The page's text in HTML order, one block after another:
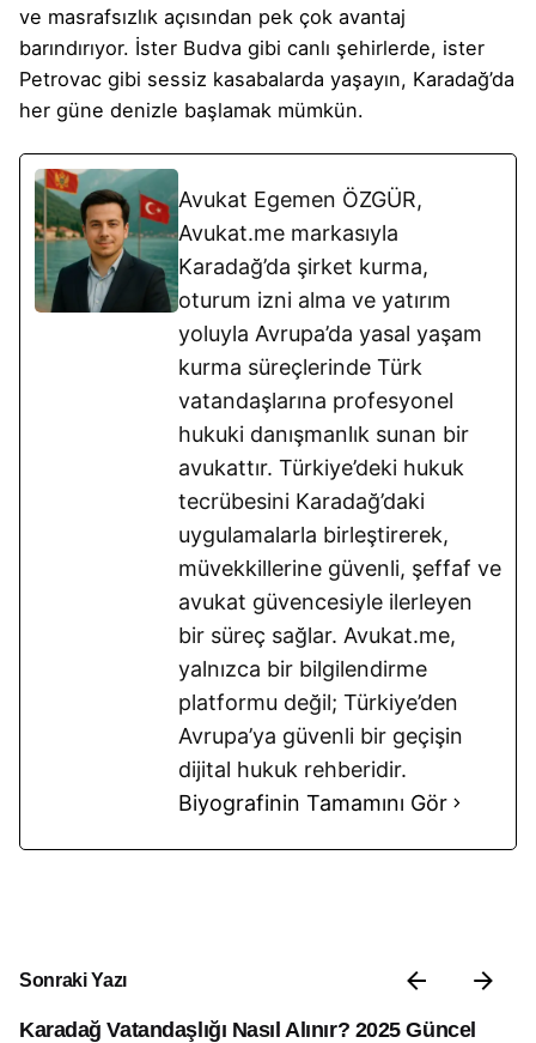
ve masrafsızlık açısından pek çok avantaj
barındırıyor. İster Budva gibi canlı şehirlerde, ister
Petrovac gibi sessiz kasabalarda yaşayın, Karadağ’da
her güne denizle başlamak mümkün.
Avukat Egemen ÖZGÜR,
Avukat.me markasıyla
Karadağ’da şirket kurma,
oturum izni alma ve yatırım
yoluyla Avrupa’da yasal yaşam
kurma süreçlerinde Türk
vatandaşlarına profesyonel
hukuki danışmanlık sunan bir
avukattır. Türkiye’deki hukuk
tecrübesini Karadağ’daki
uygulamalarla birleştirerek,
müvekkillerine güvenli, şeffaf ve
avukat güvencesiyle ilerleyen
bir süreç sağlar. Avukat.me,
yalnızca bir bilgilendirme
platformu değil; Türkiye’den
Avrupa’ya güvenli bir geçişin
dijital hukuk rehberidir.
Biyografinin Tamamını Gör
Sonraki Yazı
Karadağ Vatandaşlığı Nasıl Alınır? 2025 Güncel